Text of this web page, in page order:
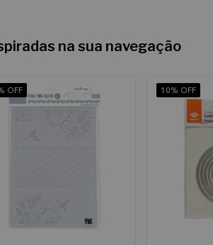
na sua navegação
OFF 10% OFF